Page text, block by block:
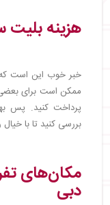
هزینه بلیت
خبر خوب این است که
ممکن است برای بعضی
پرداخت کنید. پس
بررسی کنید تا با
مکان‌های
دبی